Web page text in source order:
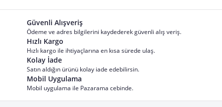
Güvenli Alışveriş
Ödeme ve adres bilgilerini kaydederek güvenli alış veriş.
Hızlı Kargo
Hızlı kargo ile ihtiyaçlarına en kısa sürede ulaş.
Kolay İade
Satın aldığın ürünü kolay iade edebilirsin.
Mobil Uygulama
Mobil uygulama ile Pazarama cebinde.